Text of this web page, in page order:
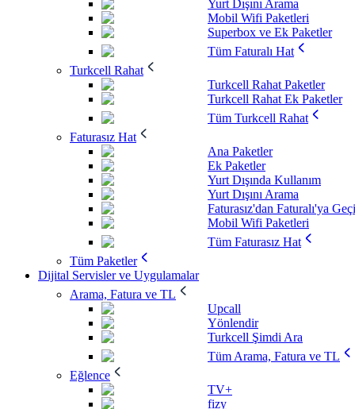
Yurt Dışını Arama
Mobil Wifi Paketleri
Superbox ve Ek Paketler
Tüm Faturalı Hat
Turkcell Rahat
Turkcell Rahat Paketler
Turkcell Rahat Ek Paketler
Tüm Turkcell Rahat
Faturasız Hat
Ana Paketler
Ek Paketler
Yurt Dışında Kullanım
Yurt Dışını Arama
Faturasız'dan Faturalı'ya
Mobil Wifi Paketleri
Tüm Faturasız Hat
Tüm Paketler
Dijital Servisler ve Uygulamalar
Arama, Fatura ve TL
Upcall
Yönlendir
Turkcell Şimdi Ara
Tüm Arama, Fatura ve TL
Eğlence
TV+
fizy